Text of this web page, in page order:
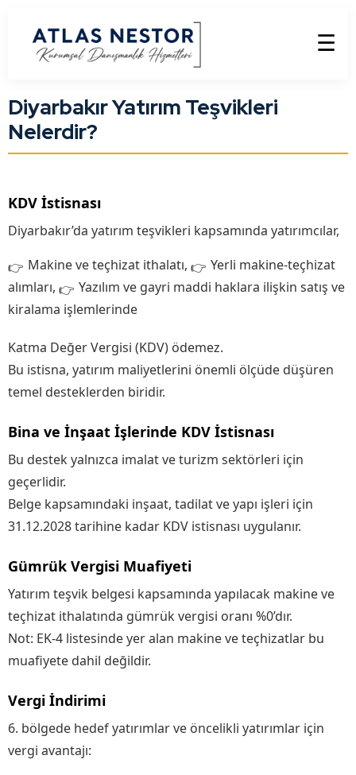
☰
Diyarbakır Yatırım Teşvikleri
Nelerdir?
KDV İstisnası
Diyarbakır’da yatırım teşvikleri kapsamında yatırımcılar,
Makine ve teçhizat ithalatı,
Yerli makine-teçhizat
alımları,
Yazılım ve gayri maddi haklara ilişkin satış ve
kiralama işlemlerinde
Katma Değer Vergisi (KDV) ödemez.
Bu istisna, yatırım maliyetlerini önemli ölçüde düşüren
temel desteklerden biridir.
Bina ve İnşaat İşlerinde KDV İstisnası
Bu destek yalnızca imalat ve turizm sektörleri için
geçerlidir.
Belge kapsamındaki inşaat, tadilat ve yapı işleri için
31.12.2028 tarihine kadar KDV istisnası uygulanır.
Gümrük Vergisi Muafiyeti
Yatırım teşvik belgesi kapsamında yapılacak makine ve
teçhizat ithalatında gümrük vergisi oranı %0’dır.
Not: EK-4 listesinde yer alan makine ve teçhizatlar bu
muafiyete dahil değildir.
Vergi İndirimi
6. bölgede hedef yatırımlar ve öncelikli yatırımlar için
vergi avantajı: